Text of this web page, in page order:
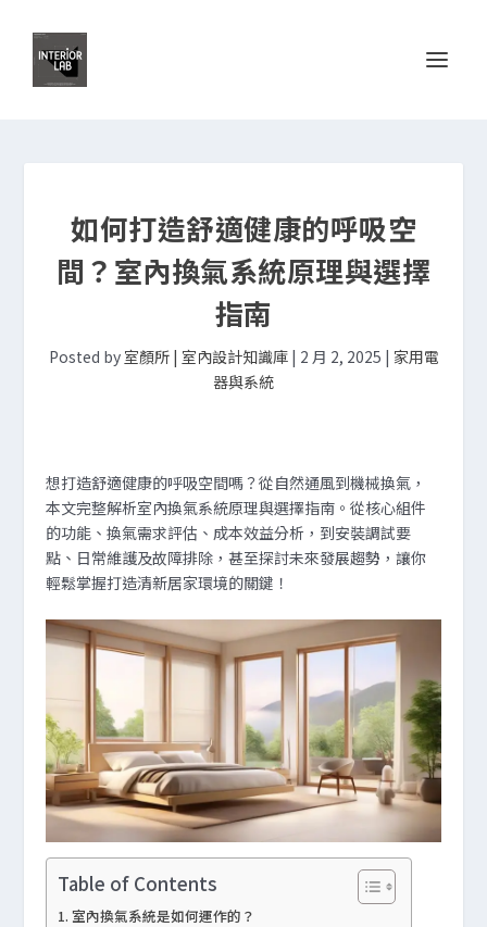
如何打造舒適健康的呼吸空
間？室內換氣系統原理與選擇
指南
Posted by 室顏所 | 室內設計知識庫| 2 月 2, 2025 | 家用電
器與系統
想打造舒適健康的呼吸空間嗎？從自然通風到機械換氣，
本文完整解析室內換氣系統原理與選擇指南。從核心組件
的功能、換氣需求評估、成本效益分析，到安裝調試要
點、日常維護及故障排除，甚至探討未來發展趨勢，讓你
輕鬆掌握打造清新居家環境的關鍵！
Table of Contents
室內換氣系統是如何運作的？